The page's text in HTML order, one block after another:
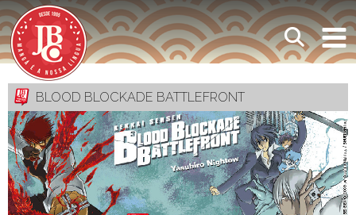
BLOOD BLOCKADE BATTLEFRONT